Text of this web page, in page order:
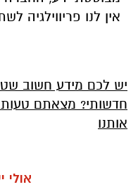
אין לנו פריווילגיה
יש לכם מידע חשוב
חדשותי? מצאתם
אותנו
אולי